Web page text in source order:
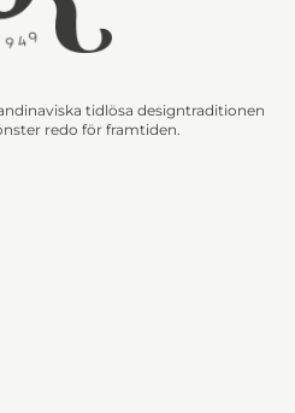
tidlösa designtraditionen
redo för framtiden.